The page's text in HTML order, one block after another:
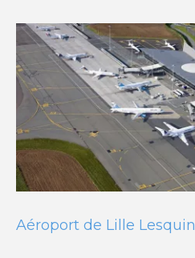
Aéroport de Lille Lesquin